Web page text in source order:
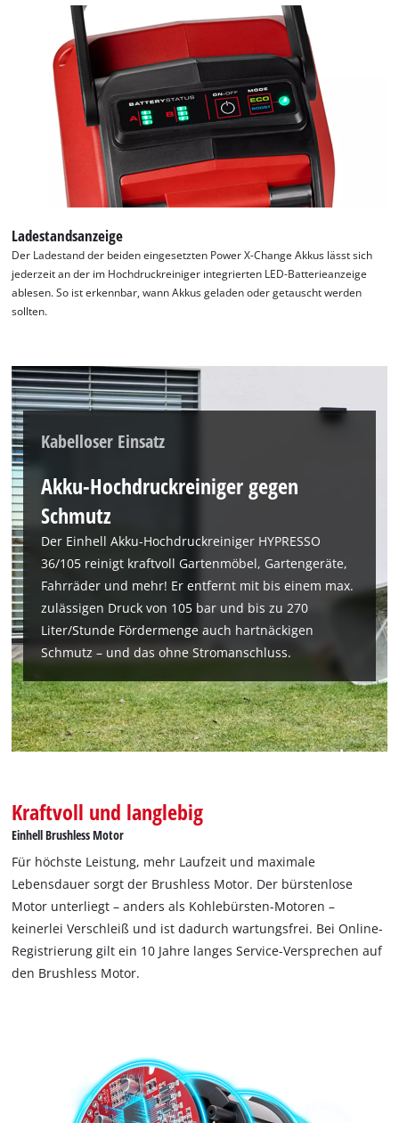
This content is not permitted to load due
to trackers that are not disclosed to the
Powered by
Management Platform
Ladestandsanzeige
Der Ladestand der beiden eingesetzten Power X-Change Akkus lässt sich
jederzeit an der im Hochdruckreiniger integrierten LED-Batterieanzeige
ablesen. So ist erkennbar, wann Akkus geladen oder getauscht werden
sollten.
Kabelloser Einsatz
Akku-Hochdruckreiniger gegen
Schmutz
Der Einhell Akku-Hochdruckreiniger HYPRESSO
36/105 reinigt kraftvoll Gartenmöbel, Gartengeräte,
Fahrräder und mehr! Er entfernt mit bis einem max.
zulässigen Druck von 105 bar und bis zu 270
Liter/Stunde Fördermenge auch hartnäckigen
Schmutz – und das ohne Stromanschluss.
Kraftvoll und langlebig
Einhell Brushless Motor
Für höchste Leistung, mehr Laufzeit und maximale
Lebensdauer sorgt der Brushless Motor. Der bürstenlose
Motor unterliegt – anders als Kohlebürsten-Motoren –
keinerlei Verschleiß und ist dadurch wartungsfrei. Bei Online-
Registrierung gilt ein 10 Jahre langes Service-Versprechen auf
den Brushless Motor.